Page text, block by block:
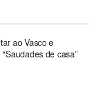
ao Vasco e
de casa”